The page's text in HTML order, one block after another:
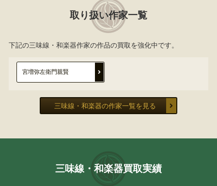
取り扱い作家一覧
下記の三味線・和楽器作家の作品の買取を強化中です。
宮増弥左衛門親賢
三味線・和楽器の作家一覧を見る
三味線・和楽器買取実績